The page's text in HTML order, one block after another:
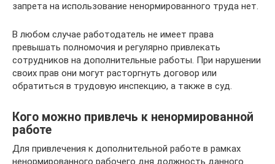
запрета на использование ненормированного труда нет.
В любом случае работодатель не имеет права
превышать полномочия и регулярно привлекать
сотрудников на дополнительные работы. При нарушении
своих прав они могут расторгнуть договор или
обратиться в трудовую инспекцию, а также в суд.
Кого можно привлечь к ненормированной
работе
Для привлечения к дополнительной работе в рамках
ненормированного рабочего дня должность данного